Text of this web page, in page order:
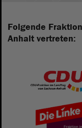
Folgende
Anhalt vertreten: